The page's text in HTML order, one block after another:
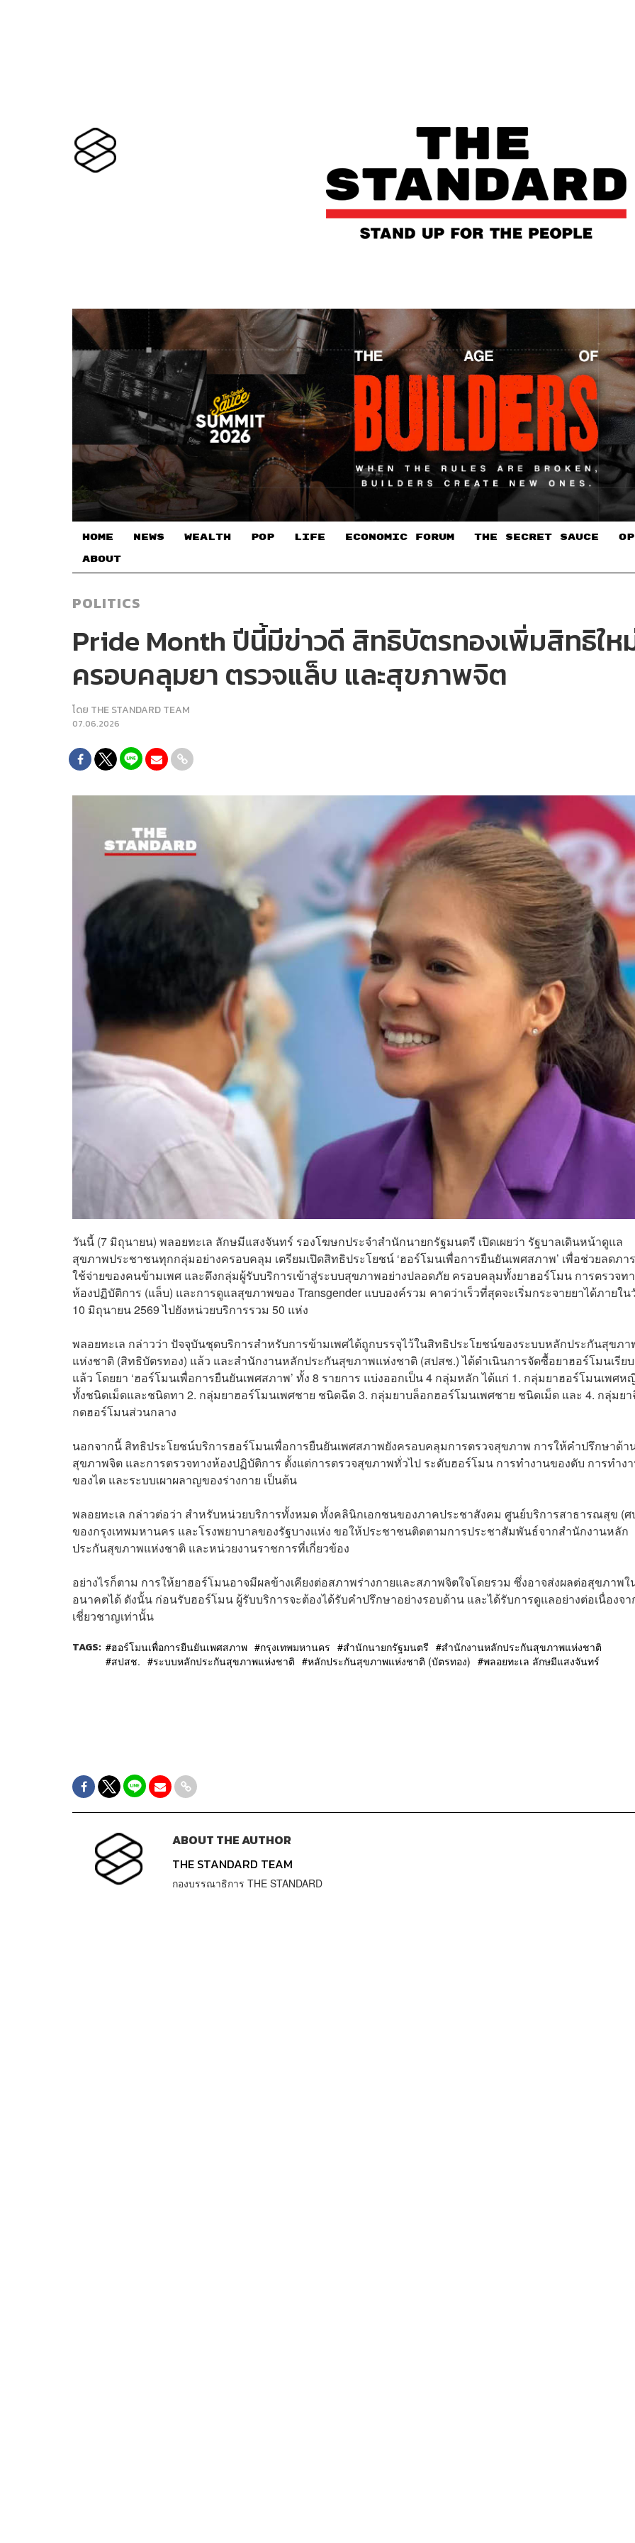
HOME NEWS WEALTH POP LIFE ECONOMIC FORUM THE SECRET SAUCE​
ABOUT
POLITICS
Pride Month ปีนี้มีข่าวดี สิทธิบัตรทองเพิ่มสิทธิให
ครอบคลุมยา ตรวจแล็บ และสุขภาพจิต
โดย THE STANDARD TEAM
07.06.2026
วันนี้ (7 มิถุนายน) พลอยทะเล ลักษมีแสงจันทร์ รองโฆษกประจำสำนักนายกรัฐมนตรี เปิดเผยว่า รัฐบาลเดินหน้าดูแล
สุขภาพประชาชนทุกกลุ่มอย่างครอบคลุม เตรียมเปิดสิทธิประโยชน์ ‘ฮอร์โมนเพื่อการยืนยันเพศสภาพ’ เพื่อช่วยลดภา
ใช้จ่ายของคนข้ามเพศ และดึงกลุ่มผู้รับบริการเข้าสู่ระบบสุขภาพอย่างปลอดภัย ครอบคลุมทั้งยาฮอร์โมน การตรวจท
ห้องปฏิบัติการ (แล็บ) และการดูแลสุขภาพของ Transgender แบบองค์รวม คาดว่าเร็วที่สุดจะเริ่มกระจายยาได้ภายใ
10 มิถุนายน 2569 ไปยังหน่วยบริการรวม 50 แห่ง
พลอยทะเล กล่าวว่า ปัจจุบันชุดบริการสำหรับการข้ามเพศได้ถูกบรรจุไว้ในสิทธิประโยชน์ของระบบหลักประกันสุขภา
แห่งชาติ (สิทธิบัตรทอง) แล้ว และสำนักงานหลักประกันสุขภาพแห่งชาติ (สปสช.) ได้ดำเนินการจัดซื้อยาฮอร์โมนเรีย
แล้ว โดยยา ‘ฮอร์โมนเพื่อการยืนยันเพศสภาพ’ ทั้ง 8 รายการ แบ่งออกเป็น 4 กลุ่มหลัก ได้แก่ 1. กลุ่มยาฮอร์โมนเพศห
ทั้งชนิดเม็ดและชนิดทา 2. กลุ่มยาฮอร์โมนเพศชาย ชนิดฉีด 3. กลุ่มยาบล็อกฮอร์โมนเพศชาย ชนิดเม็ด และ 4. กลุ่มย
กดฮอร์โมนส่วนกลาง
นอกจากนี้ สิทธิประโยชน์บริการฮอร์โมนเพื่อการยืนยันเพศสภาพยังครอบคลุมการตรวจสุขภาพ การให้คำปรึกษาด้า
สุขภาพจิต และการตรวจทางห้องปฏิบัติการ ตั้งแต่การตรวจสุขภาพทั่วไป ระดับฮอร์โมน การทำงานของตับ การทำง
ของไต และระบบเผาผลาญของร่างกาย เป็นต้น
พลอยทะเล กล่าวต่อว่า สำหรับหน่วยบริการทั้งหมด ทั้งคลินิกเอกชนของภาคประชาสังคม ศูนย์บริการสาธารณสุข (ศ
ของกรุงเทพมหานคร และโรงพยาบาลของรัฐบางแห่ง ขอให้ประชาชนติดตามการประชาสัมพันธ์จากสำนักงานหลัก
ประกันสุขภาพแห่งชาติ และหน่วยงานราชการที่เกี่ยวข้อง
อย่างไรก็ตาม การให้ยาฮอร์โมนอาจมีผลข้างเคียงต่อสภาพร่างกายและสภาพจิตใจโดยรวม ซึ่งอาจส่งผลต่อสุขภาพใ
อนาคตได้ ดังนั้น ก่อนรับฮอร์โมน ผู้รับบริการจะต้องได้รับคำปรึกษาอย่างรอบด้าน และได้รับการดูแลอย่างต่อเนื่องจา
เชี่ยวชาญเท่านั้น
TAGS: ฮอร์โมนเพื่อการยืนยันเพศสภาพ กรุงเทพมหานคร สำนักนายกรัฐมนตรี
สำนักงานหลักประกันสุขภาพแห่งชาติ
สปสช.
ระบบหลักประกันสุขภาพแห่งชาติ หลักประกันสุขภาพแห่งชาติ (บัตรทอง) พลอยทะเล ลักษมีแสงจันทร์
ABOUT THE AUTHOR
THE STANDARD TEAM
กองบรรณาธิการ THE STANDARD